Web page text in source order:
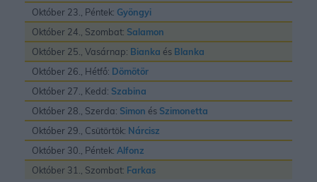
Október 23., Péntek: Gyöngyi
Október 24., Szombat: Salamon
Október 25., Vasárnap: Bianka és Blanka
Október 26., Hétfő: Dömötör
Október 27., Kedd: Szabina
Október 28., Szerda: Simon és Szimonetta
Október 29., Csütörtök: Nárcisz
Október 30., Péntek: Alfonz
Október 31., Szombat: Farkas